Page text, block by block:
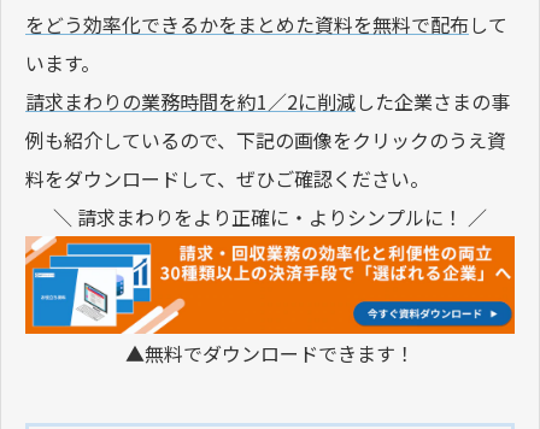
をどう効率化できるかをまとめた資料を無料で配布 して
います。
請求まわりの業務時間を約1／2に削減した企業さまの事
例も紹介しているので、下記の画像をクリックのうえ資
料をダウンロードして、ぜひご確認ください。
＼ 請求まわりをより正確に・よりシンプルに！ ／
▲無料でダウンロードできます！